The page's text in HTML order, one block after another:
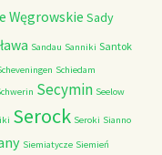
Węgrowskie Sady
Sandau Sanniki Santok
Schiedam
Secymin Seelow
Serock Seroki Sianno
Siemiatycze Siemień